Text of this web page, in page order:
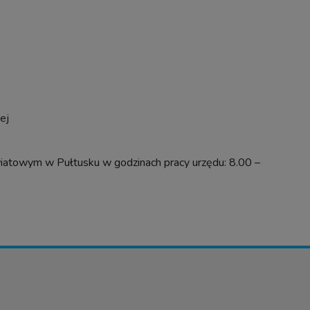
w Pułtusku w godzinach pracy urzędu: 8.00 –